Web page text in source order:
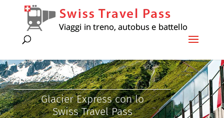
Glacier Express con lo
Swiss Travel Pass